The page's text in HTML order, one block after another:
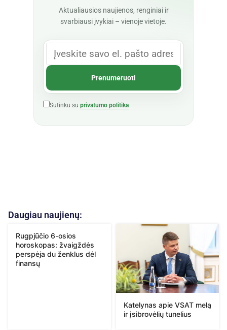
Aktualiausios naujienos, renginiai ir
svarbiausi įvykiai – vienoje vietoje.
Sutinku su privatumo politika
Daugiau naujienų:
Rugpjūčio 6-osios
horoskopas: žvaigždės
perspėja du ženklus dėl
finansų
Katelynas apie VSAT melą
ir įsibrovėlių tunelius